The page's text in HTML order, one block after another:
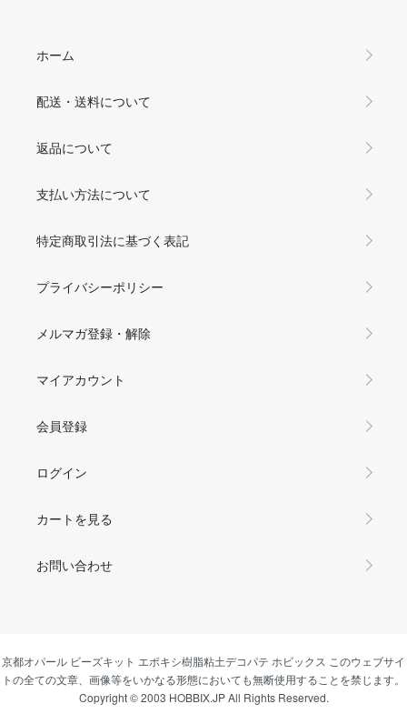
ホーム
配送・送料について
返品について
支払い方法について
特定商取引法に基づく表記
プライバシーポリシー
メルマガ登録・解除
マイアカウント
会員登録
ログイン
カートを見る
お問い合わせ
京都オパール ビーズキット エポキシ樹脂粘土デコパテ ホビックス このウェブサイ
トの全ての文章、画像等をいかなる形態においても無断使用することを禁じます。
Copyright © 2003 HOBBIX.JP All Rights Reserved.